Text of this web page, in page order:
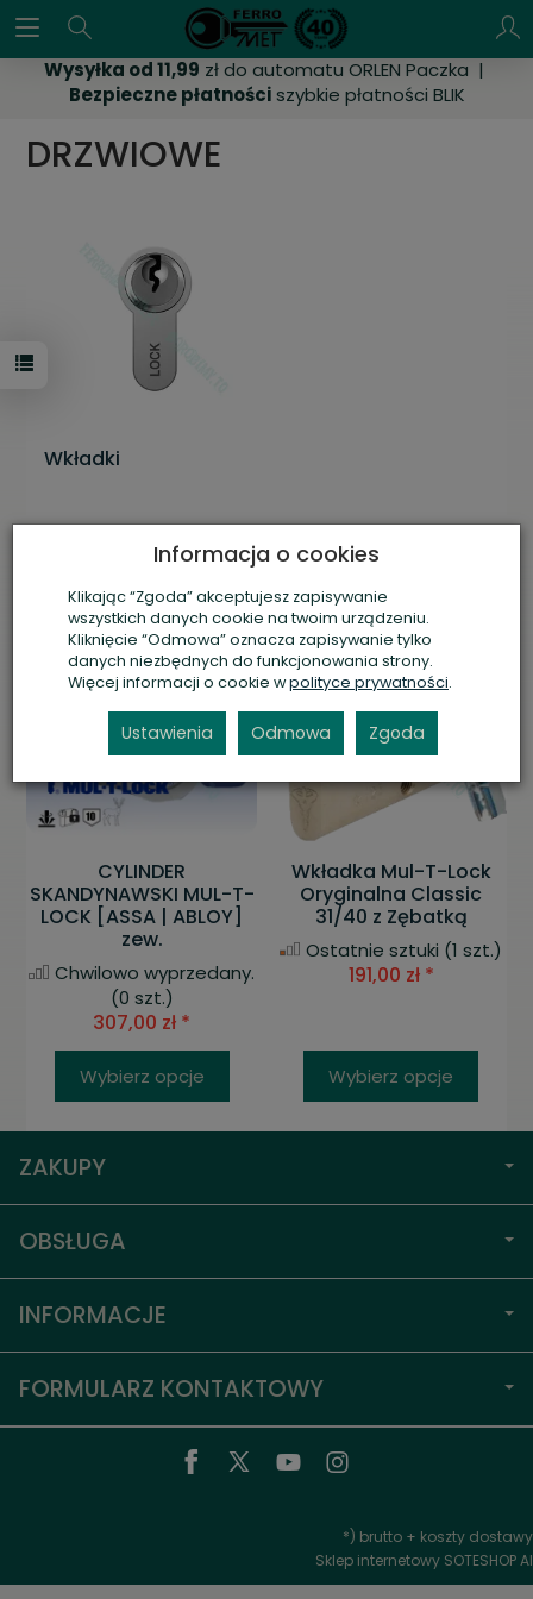
Wysyłka od 11,99 zł do automatu ORLEN Paczka |
Bezpieczne płatnościszybkie płatności BLIK
DRZWIOWE
Wkładki
CYLINDER
SKANDYNAWSKI MUL-T-
LOCK [ASSA | ABLOY]
zew.
Chwilowo wyprzedany.
(0 szt.)
307,00 zł *
Wybierz opcje
Wkładka Mul-T-Lock
Oryginalna Classic
31/40 z Zębatką
Ostatnie sztuki (1 szt.)
191,00 zł *
Wybierz opcje
ZAKUPY
OBSŁUGA
INFORMACJE
FORMULARZ KONTAKTOWY
*) brutto + koszty dostawy
Sklep internetowy SOTESHOP AI
Informacja o cookies
Klikając “Zgoda” akceptujesz zapisywanie
wszystkich danych cookie na twoim urządzeniu.
Kliknięcie “Odmowa” oznacza zapisywanie tylko
danych niezbędnych do funkcjonowania strony.
Więcej informacji o cookie wpolityce prywatności.
Ustawienia Odmowa Zgoda